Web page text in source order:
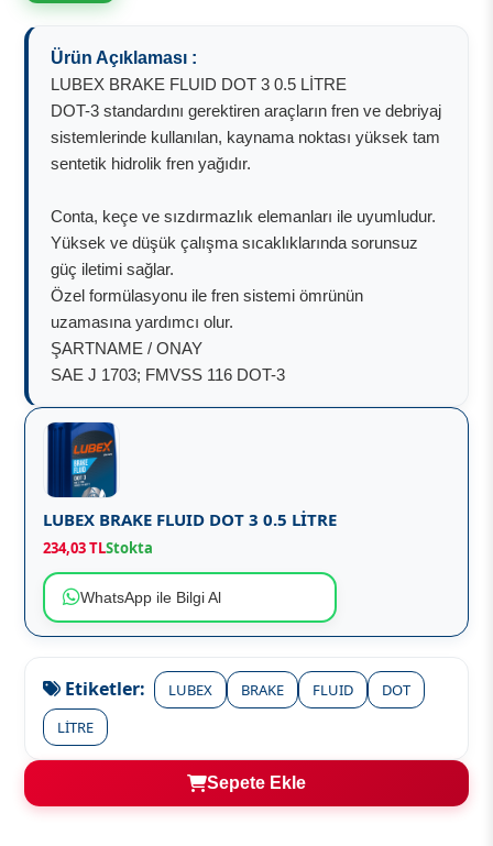
Ürün Açıklaması :
LUBEX BRAKE FLUID DOT 3 0.5 LİTRE
DOT-3 standardını gerektiren araçların fren ve debriyaj
sistemlerinde kullanılan, kaynama noktası yüksek tam
sentetik hidrolik fren yağıdır.
Conta, keçe ve sızdırmazlık elemanları ile uyumludur.
Yüksek ve düşük çalışma sıcaklıklarında sorunsuz
güç iletimi sağlar.
Özel formülasyonu ile fren sistemi ömrünün
uzamasına yardımcı olur.
ŞARTNAME / ONAY
SAE J 1703; FMVSS 116 DOT-3
LUBEX BRAKE FLUID DOT 3 0.5 LİTRE
234,03 TLStokta
WhatsApp ile Bilgi Al
Etiketler: LUBEX BRAKE FLUID
DOT
LİTRE
Sepete Ekle